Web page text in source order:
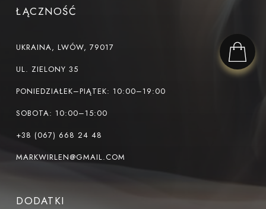
ŁĄCZNOŚĆ
UKRAINA, LWÓW, 79017
UL. ZIELONY 35
PONIEDZIAŁEK–PIĄTEK: 10:00–19:00
SOBOTA: 10:00–15:00
+38 (067) 668 24 48
MARKWIRLEN@GMAIL.COM
DODATKI